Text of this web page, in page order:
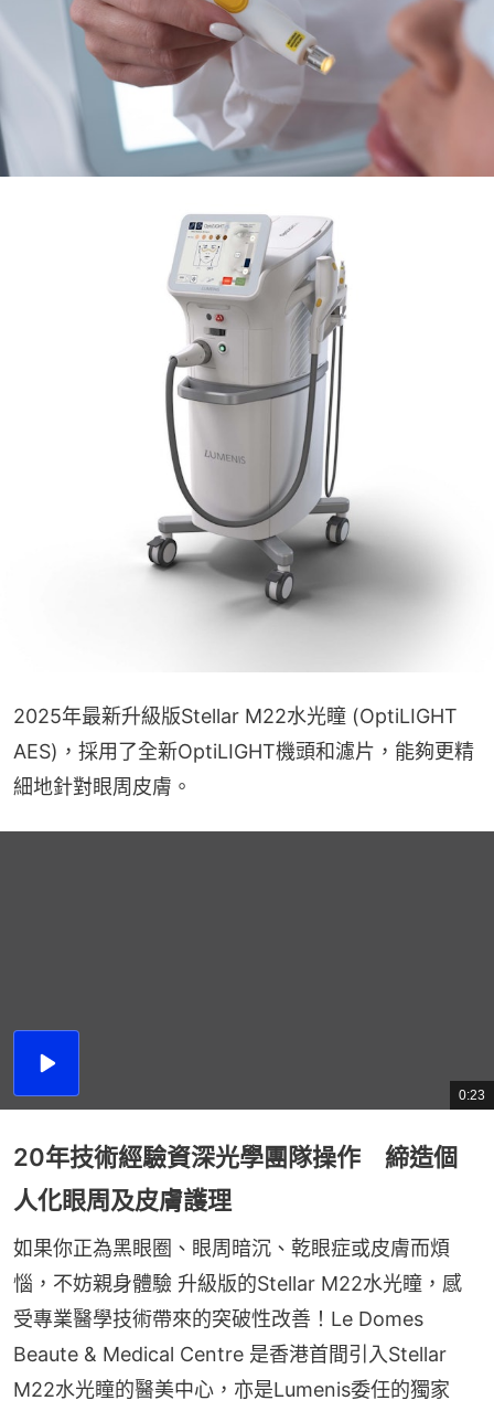
2025年最新升級版Stellar M22水光瞳 (OptiLIGHT
AES)，採用了全新OptiLIGHT機頭和濾片，能夠更精
細地針對眼周皮膚。
播
總
共
0:23
20年技術經驗資深光學團隊操作 締造個
人化眼周及皮膚護理
如果你正為黑眼圈、眼周暗沉、乾眼症或皮膚而煩
惱，不妨親身體驗 升級版的Stellar M22水光瞳，感
受專業醫學技術帶來的突破性改善！Le Domes
Beaute & Medical Centre 是香港首間引入Stellar
M22水光瞳的醫美中心，亦是Lumenis委任的獨家